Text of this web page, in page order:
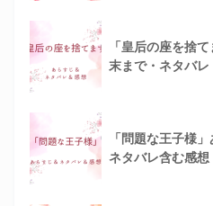
「皇后の座を捨
末まで・ネタバレ
「問題な王子様
ネタバレ含む感想